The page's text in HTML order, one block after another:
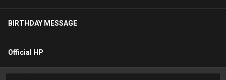
BIRTHDAY MESSAGE
Official HP